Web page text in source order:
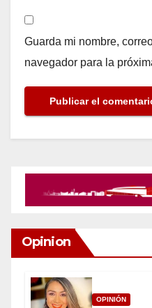
Guarda mi nombre,
navegador para la
Opinion
OPINIÓN